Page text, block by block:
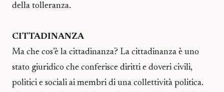
della tolleranza.
CITTADINANZA
Ma che cos’è la cittadinanza? La cittadinanza è uno
stato giuridico che conferisce diritti e doveri civili,
politici e sociali ai membri di una collettività politica.